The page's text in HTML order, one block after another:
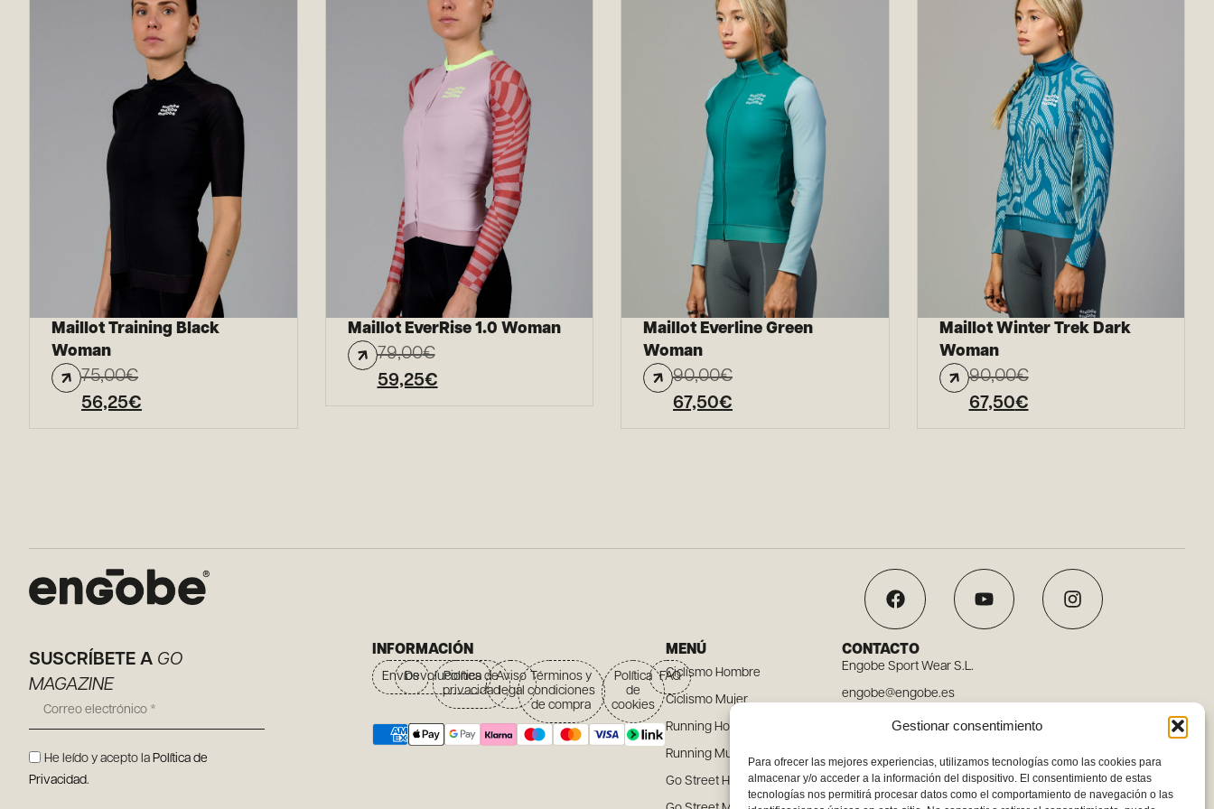
Gestionar consentimiento
Para ofrecer las mejores experiencias, utilizamos tecnologías como las cookies para
almacenar y/o acceder a la información del dispositivo. El consentimiento de estas
tecnologías nos permitirá procesar datos como el comportamiento de navegación o las
Maillot Training Black
Woman
75,00€
56,25€
Maillot EverRise 1.0 Woman
79,00€
59,25€
Maillot Everline Green
Woman
90,00€
67,50€
Maillot Winter Trek Dark
Woman
90,00€
67,50€
SUSCRÍBETE A GO
MAGAZINE
He leído y acepto la Política de
Privacidad.
INFORMACIÓN
EnvíosDevoluciones
Política de
privacidad
Aviso
legal
Términos y
condiciones
de compra
Política
de
cookies
FAQ
MENÚ
Ciclismo Hombre
Ciclismo Mujer
Running Hombre
Running Mujer
Go Street Hombre
CONTACTO
Engobe Sport Wear S.L.
engobe@engobe.es
Tel. 96 110 78 03